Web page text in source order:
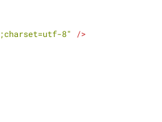
8"
/>